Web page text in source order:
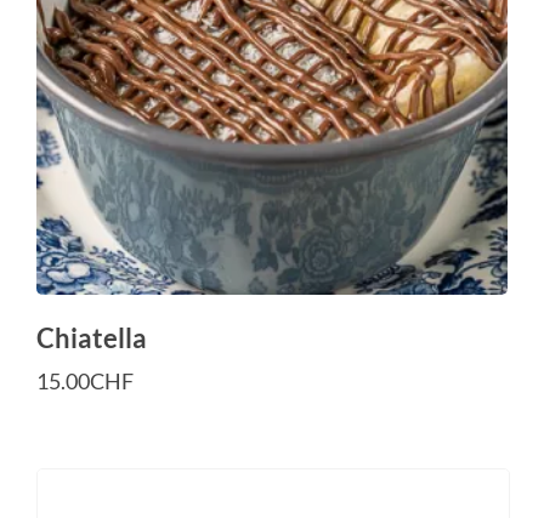
Chiatella
15.00CHF